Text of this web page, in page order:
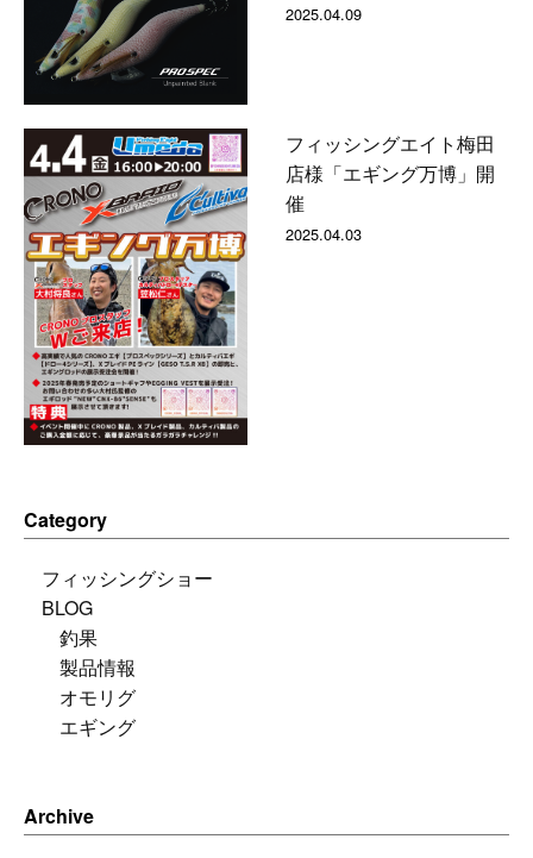
2025.04.09
フィッシングエイト梅田
店様「エギング万博」開
催
2025.04.03
Category
フィッシングショー
BLOG
釣果
製品情報
オモリグ
エギング
Archive